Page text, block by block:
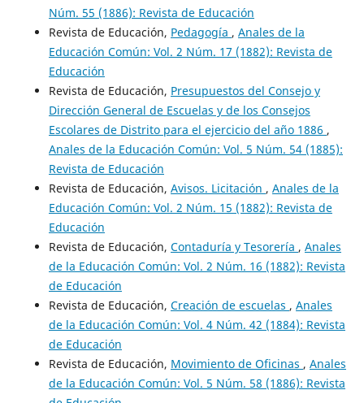
Núm. 55 (1886): Revista de Educación
Revista de Educación, Pedagogía , Anales de la
Educación Común: Vol. 2 Núm. 17 (1882): Revista de
Educación
Revista de Educación, Presupuestos del Consejo y
Dirección General de Escuelas y de los Consejos
Escolares de Distrito para el ejercicio del año 1886 ,
Anales de la Educación Común: Vol. 5 Núm. 54 (1885):
Revista de Educación
Revista de Educación, Avisos. Licitación , Anales de la
Educación Común: Vol. 2 Núm. 15 (1882): Revista de
Educación
Revista de Educación, Contaduría y Tesorería , Anales
de la Educación Común: Vol. 2 Núm. 16 (1882): Revista
de Educación
Revista de Educación, Creación de escuelas , Anales
de la Educación Común: Vol. 4 Núm. 42 (1884): Revista
de Educación
Revista de Educación, Movimiento de Oficinas , Anales
de la Educación Común: Vol. 5 Núm. 58 (1886): Revista